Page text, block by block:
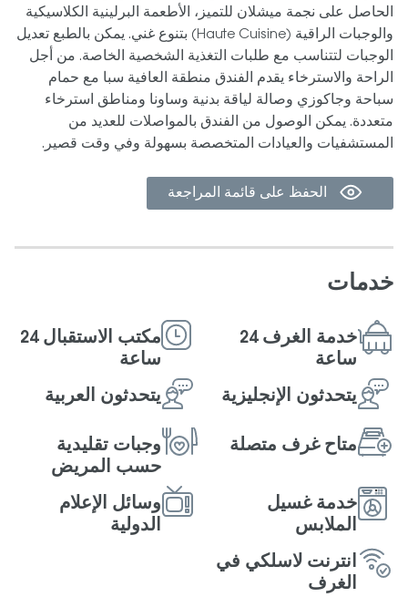
الحاصل على نجمة ميشلان للتميز، الأطعمة البرلينية الكلاسيكية
والوجبات الراقية (Haute Cuisine) بتنوع غني. يمكن بالطبع تعديل
الوجبات لتتناسب مع طلبات التغذية الشخصية الخاصة. من أجل
الراحة والاسترخاء يقدم الفندق منطقة العافية سبا مع حمام
سباحة وجاكوزي وصالة لياقة بدنية وساونا ومناطق استرخاء
متعددة. يمكن الوصول من الفندق بالمواصلات للعديد من
المستشفيات والعيادات المتخصصة بسهولة وفي وقت قصير.
الحفظ على قائمة المراجعة
خدمات
مكتب الاستقبال 24
ساعة
خدمة الغرف 24
ساعة
يتحدثون العربیة
يتحدثون الإنجلیزیة
وجبات تقليدية
حسب المريض
متاح غرف متصلة
وسائل الإعلام
الدولية
خدمة غسیل
الملابس
انترنت لاسلكي في
الغرف